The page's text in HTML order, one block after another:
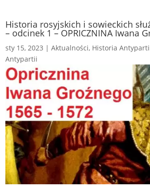
Historia rosyjskich i sowieckich
– odcinek 1 – OPRICZNINA Iwana
sty 15, 2023 |Aktualności, Historia
Antypartii